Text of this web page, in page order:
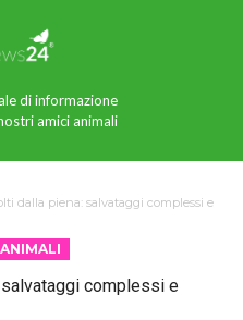
di informazione
amici animali
dalla piena: salvataggi complessi e
complessi e